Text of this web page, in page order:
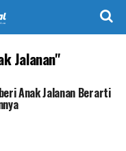
Jalanan"
Anak Jalanan Berarti